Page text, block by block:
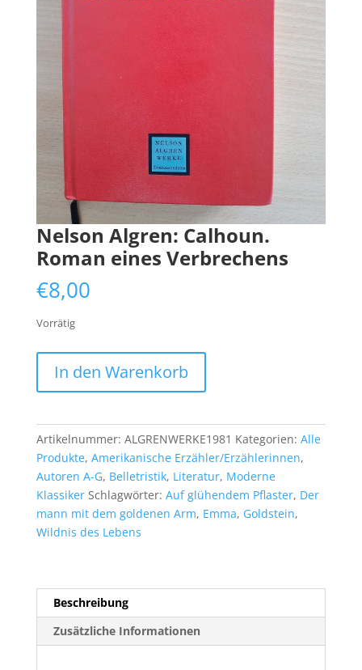
Nelson Algren: Calhoun.
Roman eines Verbrechens
€8,00
Vorrätig
Algren:
Calhoun.
eines
Verbrechens
Menge
In den Warenkorb
Artikelnummer: ALGRENWERKE1981 Kategorien: Alle
Produkte, Amerikanische Erzähler/Erzählerinnen,
Autoren A-G, Belletristik, Literatur, Moderne
Klassiker Schlagwörter: Auf glühendem Pflaster, Der
mann mit dem goldenen Arm, Emma, Goldstein,
Wildnis des Lebens
Beschreibung
Zusätzliche Informationen